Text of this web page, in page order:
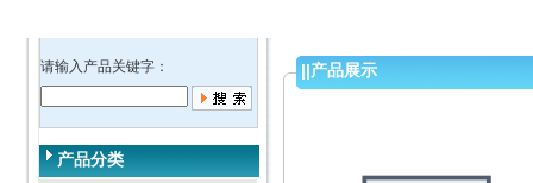
请输入产品关键字：
产品分类
||产品展示